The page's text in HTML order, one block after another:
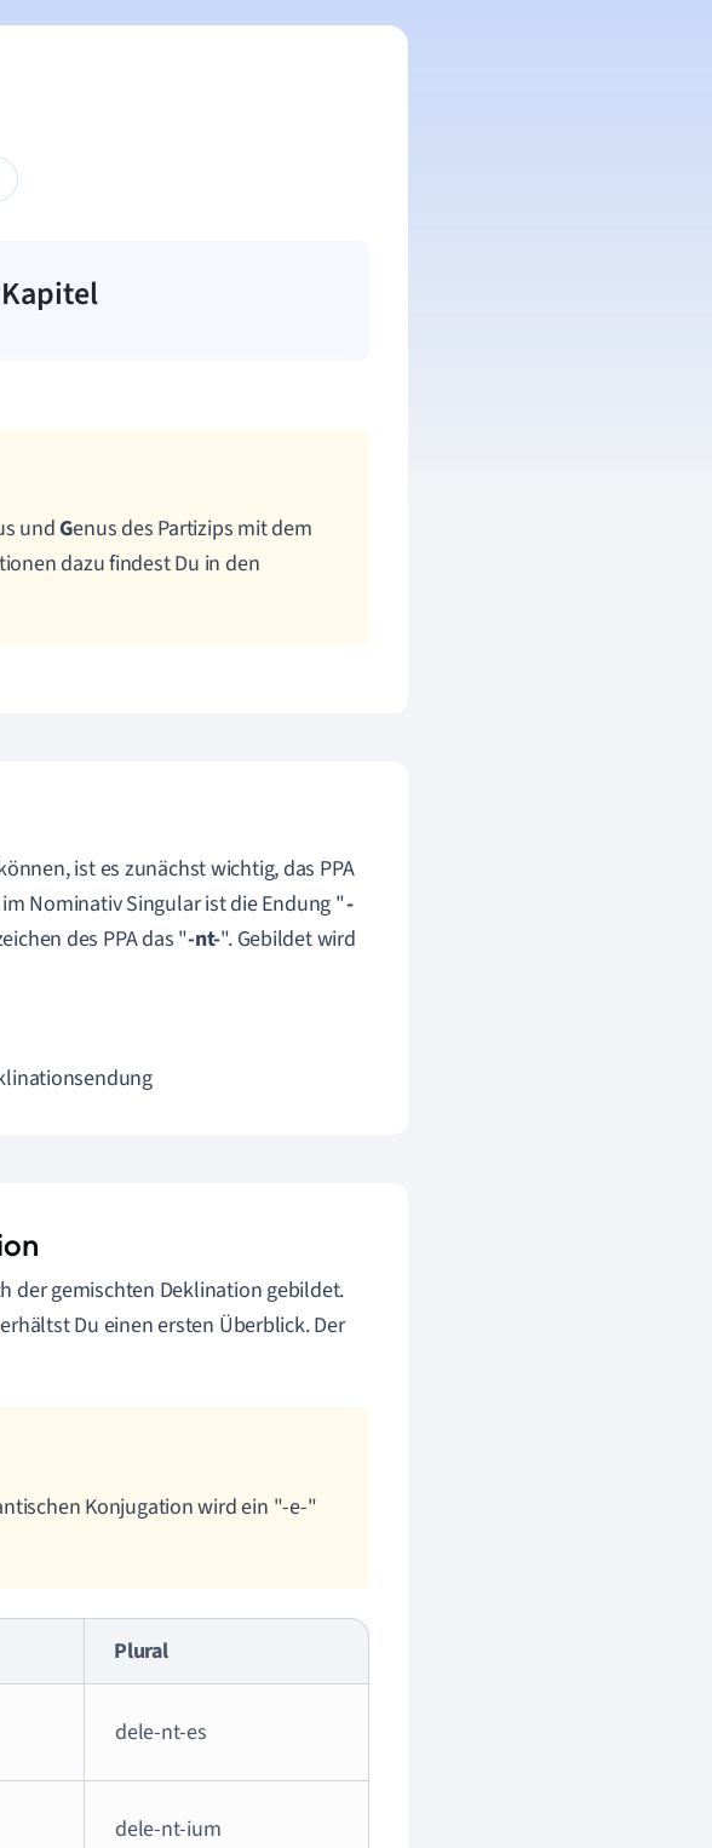
undGenus des Partizips mit dem
dazu findest Du in den
ist es zunächst wichtig, das PPA
Nominativ Singular ist die Endung "-
des PPA das "-nt-". Gebildet wird
der gemischten Deklination gebildet.
Du einen ersten Überblick. Der
Konjugation wird ein "-e-"
Plural
dele-nt-es
dele-nt-ium